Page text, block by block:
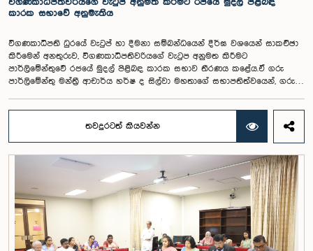
විගණකාධිපතිවරියගේ වැටුප් අනුමත කිරීමට රජයේ මුදල් පිළිබඳ
කාරක සභාවේ අනුමැතිය
විගණකාධිපති ධුරයේ වැටුප් හා දීමනා සම්බන්ධයෙන් දීර්ඝ වශයෙන් සාකච්ඡා
කිරීමෙන් අනතුරුව, විගණකාධිපතිවරියගේ වැටුප අනුමත කිරීමට
පාර්ලිමේන්තුවේ රජයේ මුදල් පිළිබඳ කාරක සභාව තීරණය කළේය.ඒ ගරු
පාර්ලිමේන්තු මන්ත්‍රී ආචාර්ය හර්ෂ ද සිල්වා මහතාගේ සභාපතිත්වයෙන්, ගරු
බස්නායක, එම්.කේ.එම්. අස්ලම්, තිලිණ සමරකෝන් සහ චම්පික හෙට්ටිආරච්චි
යන මහත්ම මහත්මීන්ගේ සහභාගීත්වයෙන් මෙම කාරක සභාව
පාර්ලිමේන්තුවේදී පසුගියදා (04) රැස්වූ අවස්ථාවේදීය. ශ්‍රී ලංකා ප්‍රජාතාන්ත්‍රික
සමාජවාදී ජනරජයේ ආණ්ඩුක්‍රම ව්‍යවස්ථාවේ 153(2) ව්‍යවස්ථාව ප්‍රකාරව
විගණකාධිපති ධුරයේ වැටුප් සම්බන්ධයෙන් අදාළ යෝජනාව කාරක සභාවේ
අවධානයට යොමු කර තිබිණි.එහිදී විගණකාධිපතිවරියගේ වගකීම්, රාජ්‍ය මූල්‍ය
අධීක්ෂණය හා විගණන ක්ෂේත්‍රයේ ස්වාධීනත්වය ඇතුළු කරුණු සැලකිල්ලට
ගනිමින් වැටුප් මට්ටම පිළිබඳව කාරක සභා සභාපතිවරයා ඇතුළු මන්ත්‍රීවරුන්
විසින් අදහස් හා යෝජනා ඉදිරිපත් කරන ලදී. ආණ්ඩුක්‍රම ව්‍යස්ථාවේ 170 වෙනි
ව්‍යවස්ථාව ප්‍රකාරව විගණකාධිපති රාජ්‍ය සේවකයකු නොවන බවත් පවත්නා
රාජ්‍ය වැටුප් පරිමාණයෙන් බැහැරව විගණකාධිපතිවරයාගේ වැටුප සඳහා
තවදුරටත් කියවන්න